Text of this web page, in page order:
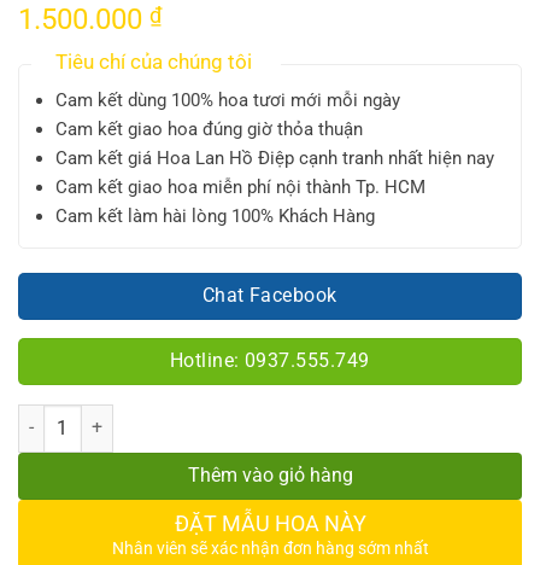
1.500.000 ₫
Tiêu chí của chúng tôi
Cam kết dùng 100% hoa tươi mới mỗi ngày
Cam kết giao hoa đúng giờ thỏa thuận
Cam kết giá Hoa Lan Hồ Điệp cạnh tranh nhất hiện nay
Cam kết giao hoa miễn phí nội thành Tp. HCM
Cam kết làm hài lòng 100% Khách Hàng
Chat Facebook
Hotline: 0937.555.749
Số lượng
Thêm vào giỏ hàng
ĐẶT MẪU HOA NÀY
Nhân viên sẽ xác nhận đơn hàng sớm nhất